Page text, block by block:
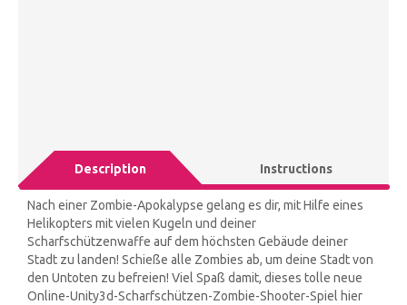
Description Instructions
Nach einer Zombie-Apokalypse gelang es dir, mit Hilfe eines
Helikopters mit vielen Kugeln und deiner
Scharfschützenwaffe auf dem höchsten Gebäude deiner
Stadt zu landen! Schieße alle Zombies ab, um deine Stadt von
den Untoten zu befreien! Viel Spaß damit, dieses tolle neue
Online-Unity3d-Scharfschützen-Zombie-Shooter-Spiel hier